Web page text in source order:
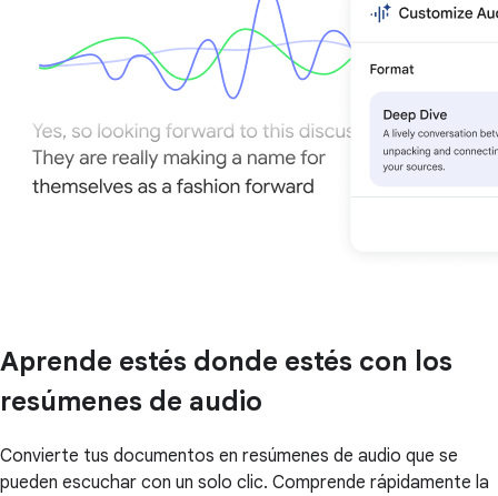
Aprende estés donde estés con los
resúmenes de audio
Convierte tus documentos en resúmenes de audio que se
pueden escuchar con un solo clic. Comprende rápidamente la